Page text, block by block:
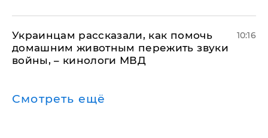
Украинцам рассказали, как помочь
домашним животным пережить звуки
войны, – кинологи МВД
10:16
Смотреть ещё